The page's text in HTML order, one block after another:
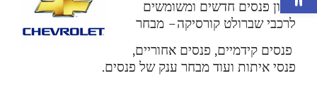
מגוון פנסים חדשים ומשומשים
לרכבי שברולט קורסיקה– מבחר
פנסים קידמיים, פנסים אחוריים,
פנסי איתות ועוד מבחר ענק של פנסים.